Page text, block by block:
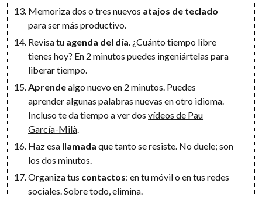
Memoriza dos o tres nuevos atajos de teclado
para ser más productivo.
Revisa tu agenda del día . ¿Cuánto tiempo libre
tienes hoy? En 2 minutos puedes ingeniártelas para
liberar tiempo.
Aprendealgo nuevo en 2 minutos. Puedes
aprender algunas palabras nuevas en otro idioma.
Incluso te da tiempo a ver dosvídeos de Pau
García-Milà
Haz esa llamada que tanto se resiste. No duele; son
los dos minutos.
Organiza tus contactos: en tu móvil o en tus redes
sociales. Sobre todo, elimina.